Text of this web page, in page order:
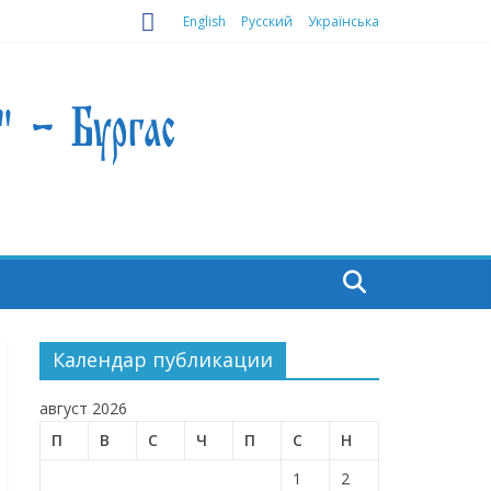
English Русский Українська
Календар публикации
август 2026
П
В С Ч П С
Н
1
2